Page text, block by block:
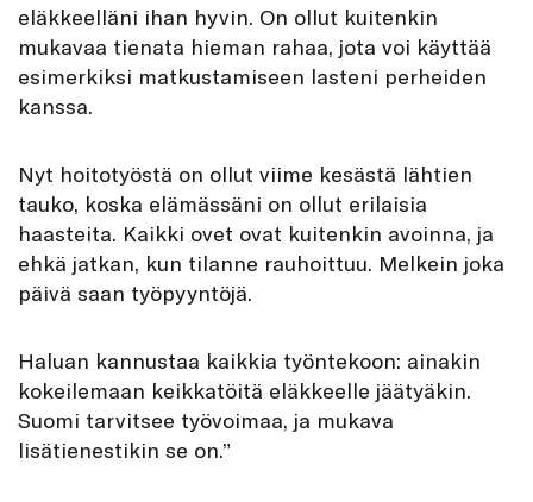
eläkkeelläni ihan hyvin. On ollut kuitenkin
mukavaa tienata hieman rahaa, jota voi käyttää
esimerkiksi matkustamiseen lasteni perheiden
kanssa.
Nyt hoitotyöstä on ollut viime kesästä lähtien
tauko, koska elämässäni on ollut erilaisia
haasteita. Kaikki ovet ovat kuitenkin avoinna, ja
ehkä jatkan, kun tilanne rauhoittuu. Melkein joka
päivä saan työpyyntöjä.
Haluan kannustaa kaikkia työntekoon: ainakin
kokeilemaan keikkatöitä eläkkeelle jäätyäkin.
Suomi tarvitsee työvoimaa, ja mukava
lisätienestikin se on.”